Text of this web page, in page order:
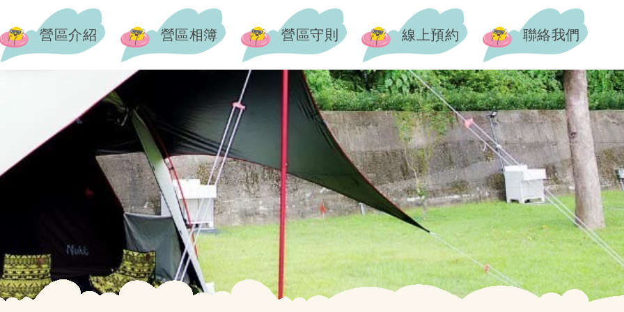
營區介紹 營區相簿 營區守則 線上預約 聯絡我們